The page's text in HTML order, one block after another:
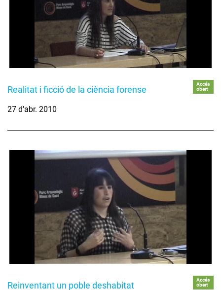
Realitat i ficció de la ciència forense
Accés
obert
27 d’abr. 2010
Reinventant un poble deshabitat
Accés
obert